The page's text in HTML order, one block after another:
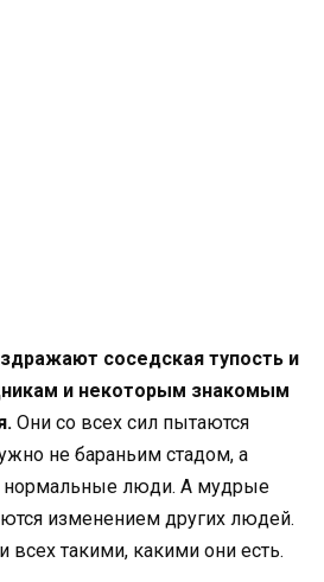
соседская тупость и
и некоторым знакомым
Они со всех сил пытаются
не бараньим стадом, а
нормальные люди. А мудрые
изменением других людей.
такими, какими они есть.